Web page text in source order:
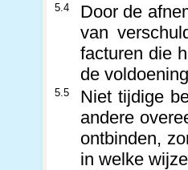
5.4
Door de
van
facturen die
de
5.5
Niet tijdige
andere
ontbinden,
in welke